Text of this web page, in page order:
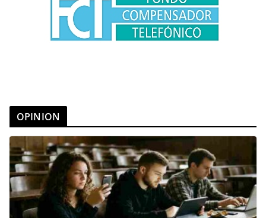
OPINION